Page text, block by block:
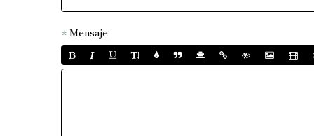
Mensaje